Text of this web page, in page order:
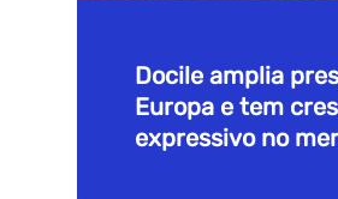
Docile amplia
Europa e tem
expressivo no